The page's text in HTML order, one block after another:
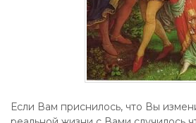
Если Вам приснилось, что Вы